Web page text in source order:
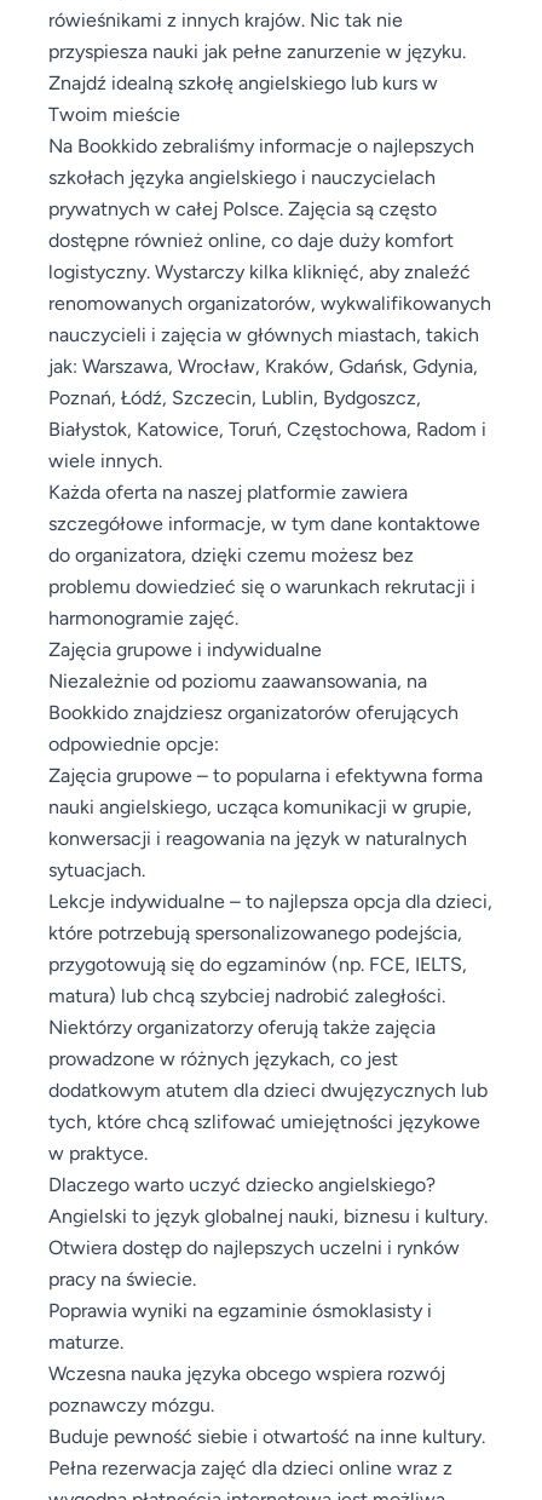
rówieśnikami z innych krajów. Nic tak nie
przyspiesza nauki jak pełne zanurzenie w języku.
Znajdź idealną szkołę angielskiego lub kurs w
Twoim mieście
Na Bookkido zebraliśmy informacje o najlepszych
szkołach języka angielskiego i nauczycielach
prywatnych w całej Polsce. Zajęcia są często
dostępne również online, co daje duży komfort
logistyczny. Wystarczy kilka kliknięć, aby znaleźć
renomowanych organizatorów, wykwalifikowanych
nauczycieli i zajęcia w głównych miastach, takich
jak: Warszawa, Wrocław, Kraków, Gdańsk, Gdynia,
Poznań, Łódź, Szczecin, Lublin, Bydgoszcz,
Białystok, Katowice, Toruń, Częstochowa, Radom i
wiele innych.
Każda oferta na naszej platformie zawiera
szczegółowe informacje, w tym dane kontaktowe
do organizatora, dzięki czemu możesz bez
problemu dowiedzieć się o warunkach rekrutacji i
harmonogramie zajęć.
Zajęcia grupowe i indywidualne
Niezależnie od poziomu zaawansowania, na
Bookkido znajdziesz organizatorów oferujących
odpowiednie opcje:
Zajęcia grupowe – to popularna i efektywna forma
nauki angielskiego, ucząca komunikacji w grupie,
konwersacji i reagowania na język w naturalnych
sytuacjach.
Lekcje indywidualne – to najlepsza opcja dla dzieci,
które potrzebują spersonalizowanego podejścia,
przygotowują się do egzaminów (np. FCE, IELTS,
matura) lub chcą szybciej nadrobić zaległości.
Niektórzy organizatorzy oferują także zajęcia
prowadzone w różnych językach, co jest
dodatkowym atutem dla dzieci dwujęzycznych lub
tych, które chcą szlifować umiejętności językowe
w praktyce.
Dlaczego warto uczyć dziecko angielskiego?
Angielski to język globalnej nauki, biznesu i kultury.
Otwiera dostęp do najlepszych uczelni i rynków
pracy na świecie.
Poprawia wyniki na egzaminie ósmoklasisty i
maturze.
Wczesna nauka języka obcego wspiera rozwój
poznawczy mózgu.
Buduje pewność siebie i otwartość na inne kultury.
Pełna rezerwacja zajęć dla dzieci online wraz z